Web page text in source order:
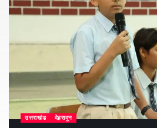
उत्तराखंड देहरादून